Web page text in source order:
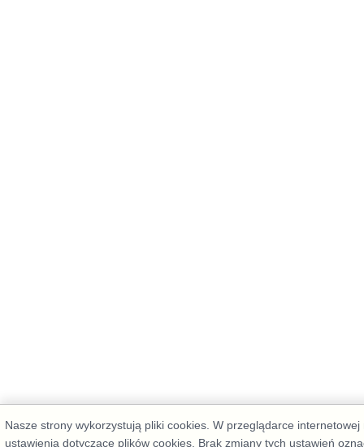
Nasze strony wykorzystują pliki cookies. W przeglądarce internetowej
ustawienia dotyczące plików cookies. Brak zmiany tych ustawień